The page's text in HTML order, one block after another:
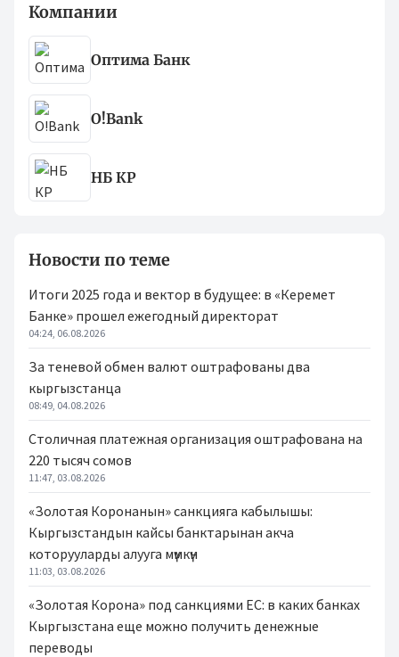
Компании
Оптима Банк
O!Bank
НБ КР
Новости по теме
Итоги 2025 года и вектор в будущее: в «Керемет
Банке» прошел ежегодный директорат
04:24, 06.08.2026
За теневой обмен валют оштрафованы два
кыргызстанца
08:49, 04.08.2026
Столичная платежная организация оштрафована на
220 тысяч сомов
11:47, 03.08.2026
«Золотая Коронанын» санкцияга кабылышы:
Кыргызстандын кайсы банктарынан акча
которууларды алууга мүмкүн
11:03, 03.08.2026
«Золотая Корона» под санкциями ЕС: в каких банках
Кыргызстана еще можно получить денежные
переводы